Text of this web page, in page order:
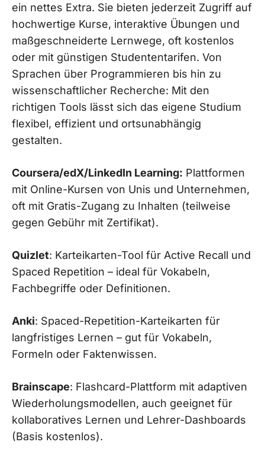
ein nettes Extra. Sie bieten jederzeit Zugriff auf
hochwertige Kurse, interaktive Übungen und
maßgeschneiderte Lernwege, oft kostenlos
oder mit günstigen Studententarifen. Von
Sprachen über Programmieren bis hin zu
wissenschaftlicher Recherche: Mit den
richtigen Tools lässt sich das eigene Studium
flexibel, effizient und ortsunabhängig
gestalten.
Coursera/edX/LinkedIn Learning: Plattformen
mit Online-Kursen von Unis und Unternehmen,
oft mit Gratis-Zugang zu Inhalten (teilweise
gegen Gebühr mit Zertifikat).
Quizlet: Karteikarten-Tool für Active Recall und
Spaced Repetition – ideal für Vokabeln,
Fachbegriffe oder Definitionen.
Anki: Spaced-Repetition-Karteikarten für
langfristiges Lernen – gut für Vokabeln,
Formeln oder Faktenwissen.
Brainscape: Flashcard-Plattform mit adaptiven
Wiederholungsmodellen, auch geeignet für
kollaboratives Lernen und Lehrer-Dashboards
(Basis kostenlos).